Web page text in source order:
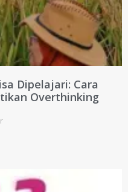
Dipelajari: Cara
Overthinking